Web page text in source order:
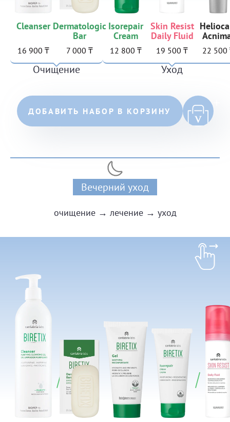
Cleanser
16 900 ₸
Dermatologic
Bar
7 000 ₸
Очищение
Isorepair
Cream
12 800 ₸
Skin Resist
Daily Fluid
19 500 ₸ 22 500
Уход
ДОБАВИТЬ НАБОР В КОРЗИНУ
Вечерний уход
очищение → лечение → уход